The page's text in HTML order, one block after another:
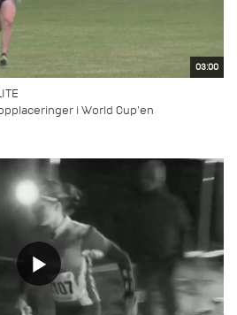
03:00
i World Cup'en